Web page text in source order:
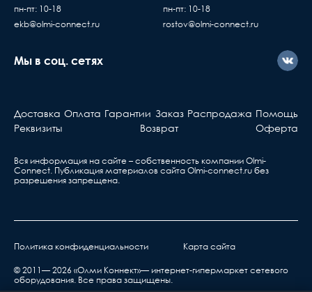
пн-пт: 10-18
ekb@olmi-connect.ru
пн-пт: 10-18
rostov@olmi-connect.ru
Мы в соц. сетях
Доставка Оплата Гарантии Заказ Распродажа Помощь
Реквизиты
Возврат Оферта
Вся информация на сайте – собственность компании Olmi-
Сonnect. Публикация материалов сайта Olmi-connect.ru без
разрешения запрещена.
Политика конфиденциальности Карта сайта
© 2011— 2026 «Олми Коннект»— интернет-гипермаркет сетевого
оборудования. Все права защищены.